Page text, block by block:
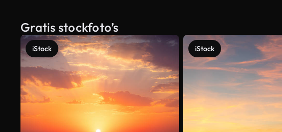
Gratis stockfoto’s
iStock iStock